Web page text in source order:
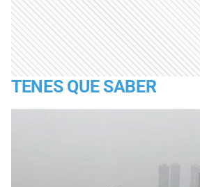
TENES QUE SABER